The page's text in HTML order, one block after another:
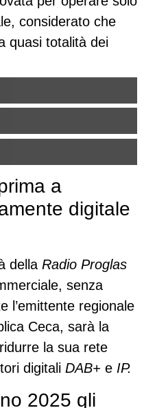
considerato che
quasi totalità dei
a
digitale
della Radio Proglas
senza
l’emittente regionale
Ceca, sarà la
la sua rete
digitali DAB+ e IP.
2025 gli